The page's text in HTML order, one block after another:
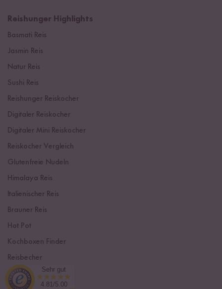
Reishunger Highlights
Basmati Reis
Jasmin Reis
Natur Reis
Sushi Reis
Reishunger Reiskocher
Digitaler Reiskocher
Digitaler Mini Reiskocher
Reiskocher Vergleich
Glutenfreie Nudeln
Himalaya Reis
Italienischer Reis
Brauner Reis
Hot Pot
Kochboxen Finder
Reisbecher
Sushi Einsteiger Box
Sehr gut
4.81/5.00